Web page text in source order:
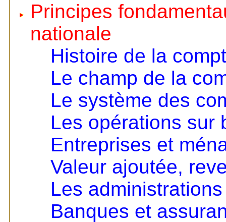
Principes
nationale
Histoire de la
Le champ de la
Le système des
Les opérations sur
Entreprises et
Valeur ajoutée,
Les
Banques et